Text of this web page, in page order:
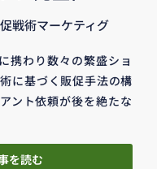
戦術マーケティグ
携わり数々の繁盛ショ
に基づく販促手法の構
ント依頼が後を絶たな
を読む